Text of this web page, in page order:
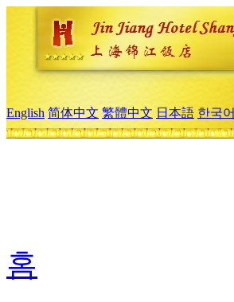
English 简体中文 繁體中文 日本語 한국어
홈